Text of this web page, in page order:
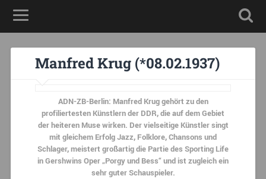
Manfred Krug (*08.02.1937)
ADN-ZB-Berlin: Manfred Krug gehört zu den
profiliertesten Künstlern der DDR, die auf dem Gebiet
der heiteren Muse wirken. Der vielseitige Künstler singt
mit gleichem Erfolg Jazz, Folklore, Chansons und
Schlager, meistert großartig die Partie des Sporting Life
in Gershwins Oper „Porgy und Bess“ und ist zugleich ein
sehr guter Schauspieler.